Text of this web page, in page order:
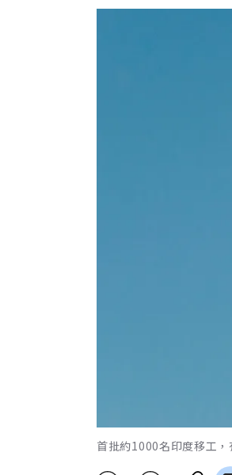
首批約1000名印度移工